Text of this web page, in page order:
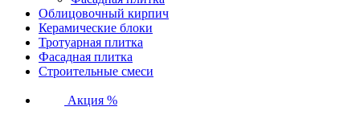
Облицовочный кирпич
Керамические блоки
Тротуарная плитка
Фасадная плитка
Строительные смеси
Акция %